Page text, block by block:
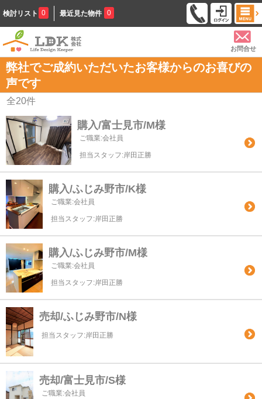
検討リスト 0 最近見た物件 0
お問合せ
弊社でご成約いただいたお客様からのお喜びの
声です
全20件
購入/富士見市/M様
ご職業:会社員
担当スタッフ:岸田正勝
購入/ふじみ野市/K様
ご職業:会社員
担当スタッフ:岸田正勝
購入/ふじみ野市/M様
ご職業:会社員
担当スタッフ:岸田正勝
売却/ふじみ野市/N様
担当スタッフ:岸田正勝
売却/富士見市/S様
ご職業:会社員